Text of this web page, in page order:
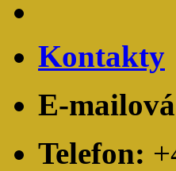
Kontakty
E-
Telefon: